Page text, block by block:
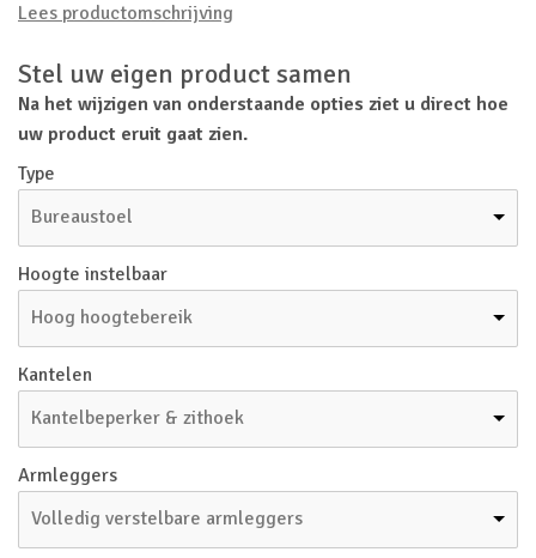
Lees productomschrijving
Stel uw eigen product samen
Na het wijzigen van onderstaande opties ziet u direct hoe
uw product eruit gaat zien.
Type
Bureaustoel
Hoogte instelbaar
Hoog hoogtebereik
Kantelen
Kantelbeperker & zithoek
Armleggers
Volledig verstelbare armleggers